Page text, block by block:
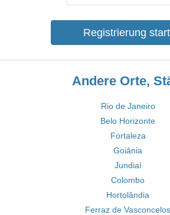
Registrierung
Andere Orte,
Rio de Janeiro
Belo Horizonte
Fortaleza
Goiânia
Jundiaí
Colombo
Hortolândia
Ferraz de Vasconcelos